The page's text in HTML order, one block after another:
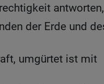
der Erde und
umgürtet ist mit